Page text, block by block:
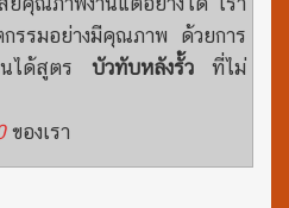
รมอย่างมีคุณภาพ ด้วยการ
ได้สูตร บัวทับหลังรั้วที่ไม่
ของเรา